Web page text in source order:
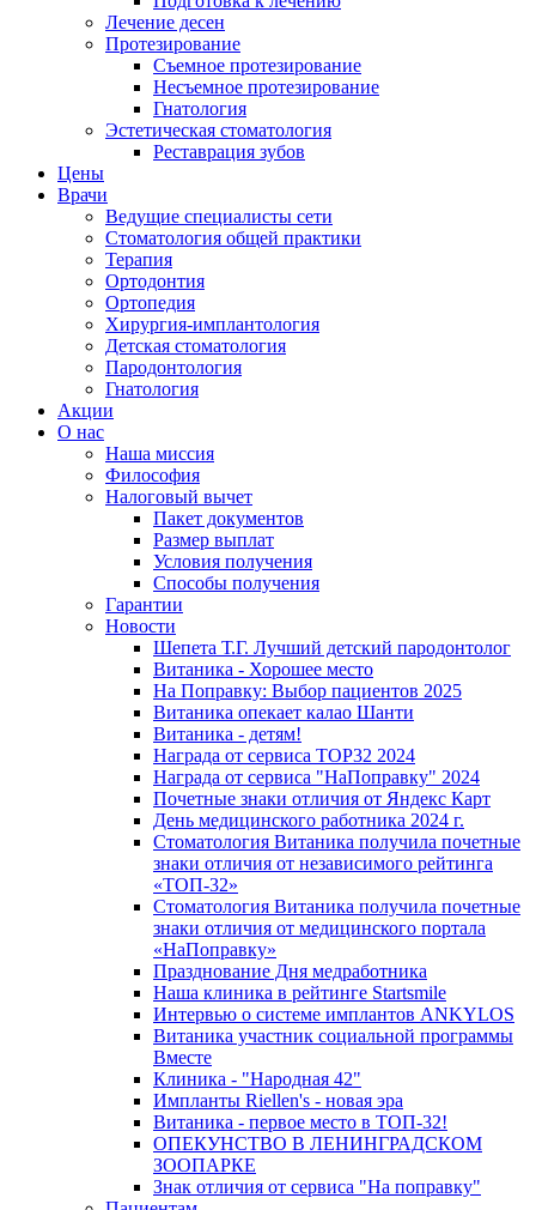
Лечение десен
Протезирование
Съемное протезирование
Несъемное протезирование
Гнатология
Эстетическая стоматология
Реставрация зубов
Цены
Врачи
Ведущие специалисты сети
Стоматология общей практики
Терапия
Ортодонтия
Ортопедия
Хирургия-имплантология
Детская стоматология
Пародонтология
Гнатология
Акции
О нас
Наша миссия
Философия
Налоговый вычет
Пакет документов
Размер выплат
Условия получения
Способы получения
Гарантии
Новости
Шепета Т.Г. Лучший детский пародонтолог
Витаника - Хорошее место
На Поправку: Выбор пациентов 2025
Витаника опекает калао Шанти
Витаника - детям!
Награда от сервиса TOP32 2024
Награда от сервиса "НаПоправку" 2024
Почетные знаки отличия от Яндекс Карт
День медицинского работника 2024 г.
Стоматология Витаника получила почетные
знаки отличия от независимого рейтинга
«ТОП-32»
Стоматология Витаника получила почетные
знаки отличия от медицинского портала
«НаПоправку»
Празднование Дня медработника
Наша клиника в рейтинге Startsmile
Интервью о системе имплантов ANKYLOS
Витаника участник социальной программы
Вместе
Клиника - "Народная 42"
Импланты Riellen's - новая эра
Витаника - первое место в ТОП-32!
ОПЕКУНСТВО В ЛЕНИНГРАДСКОМ
ЗООПАРКЕ
Знак отличия от сервиса "На поправку"